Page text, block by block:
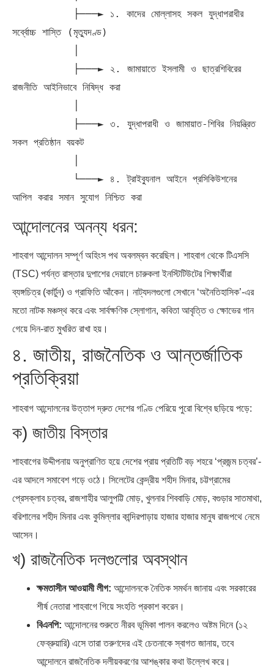
সর্ব্বোচ্চ শাস্তি (মৃত্যুদণ্ড)
রাজনীতি আইনিভাবে নিষিদ্ধ করা
সকল প্রতিষ্ঠান বয়কট
আন্দোলনের অনন্য ধরন:
শাহবাগ আন্দোলন সম্পূর্ণ অহিংস পথ অবলম্বন করেছিল। শাহবাগ থেকে টিএসসি
(TSC) পর্যন্ত রাস্তার দুপাশের দেয়ালে চারুকলা ইনস্টিটিউটের শিক্ষার্থীরা
ব্যঙ্গচিত্র (কার্টুন) ও গ্রাফিতি আঁকেন। নাট্যদলগুলো সেখানে ‘অনৈতিহাসিক’-এর
মতো নাটক মঞ্চস্থ করে এবং সার্বক্ষণিক স্লোগান, কবিতা আবৃত্তি ও ক্ষোভের গান
গেয়ে দিন-রাত মুখরিত রাখা হয়।
৪. জাতীয়, রাজনৈতিক ও আন্তর্জাতিক
প্রতিক্রিয়া
শাহবাগ আন্দোলনের উত্তাপ দ্রুত দেশের গণ্ডি পেরিয়ে পুরো বিশ্বে ছড়িয়ে পড়ে:
ক) জাতীয় বিস্তার
শাহবাগের উদ্দীপনায় অনুপ্রাণিত হয়ে দেশের প্রায় প্রতিটি বড় শহরে ‘প্রজন্ম চত্বর’-
এর আদলে সমাবেশ গড়ে ওঠে। সিলেটের কেন্দ্রীয় শহীদ মিনার, চট্টগ্রামের
প্রেসক্লাব চত্বর, রাজশাহীর আলুপট্টি মোড়, খুলনার শিববাড়ি মোড়, বগুড়ার সাতমাথা,
বরিশালের শহীদ মিনার এবং কুমিল্লার কান্দিরপাড়ায় হাজার হাজার মানুষ রাজপথে নেমে
আসেন।
খ) রাজনৈতিক দলগুলোর অবস্থান
ক্ষমতাসীন আওয়ামী লীগ: আন্দোলনকে নৈতিক সমর্থন জানায় এবং সরকারের
শীর্ষ নেতারা শাহবাগে গিয়ে সংহতি প্রকাশ করেন।
বিএনপি: আন্দোলনের শুরুতে নীরব ভূমিকা পালন করলেও অষ্টম দিনে (১২
ফেব্রুয়ারি) এসে তারা তরুণদের এই চেতনাকে স্বাগত জানায়, তবে
আন্দোলনে রাজনৈতিক দলীয়করণের আশঙ্কার কথা উল্লেখ করে।